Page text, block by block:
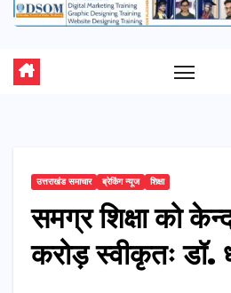
उत्तराखंड समाचार ब्रेकिंग न्यूज शिक्षा
समग्र शिक्षा को
करोड़ स्वीकृतः डॉ.